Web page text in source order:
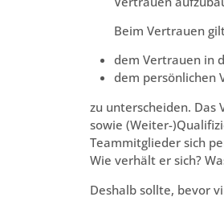
Beim Vertrauen
dem Vertrauen in
dem persönlichen
zu unterscheiden. Das
sowie (Weiter-
Teammitglieder sich
Wie verhält er sich?
Deshalb sollte, bevor